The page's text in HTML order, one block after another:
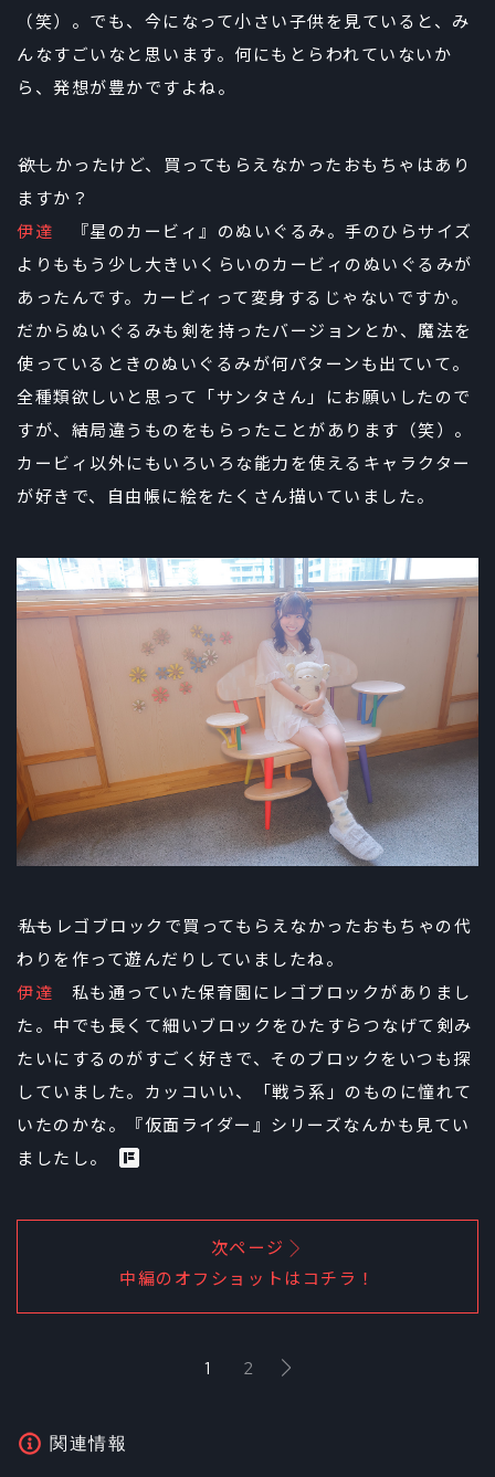
（笑）。でも、今になって小さい子供を見ていると、み
んなすごいなと思います。何にもとらわれていないか
ら、発想が豊かですよね。
――欲しかったけど、買ってもらえなかったおもちゃはあり
ますか？
伊達 『星のカービィ』のぬいぐるみ。手のひらサイズ
よりももう少し大きいくらいのカービィのぬいぐるみが
あったんです。カービィって変身するじゃないですか。
だからぬいぐるみも剣を持ったバージョンとか、魔法を
使っているときのぬいぐるみが何パターンも出ていて。
全種類欲しいと思って「サンタさん」にお願いしたので
すが、結局違うものをもらったことがあります（笑）。
カービィ以外にもいろいろな能力を使えるキャラクター
が好きで、自由帳に絵をたくさん描いていました。
――私もレゴブロックで買ってもらえなかったおもちゃの代
わりを作って遊んだりしていましたね。
伊達 私も通っていた保育園にレゴブロックがありまし
た。中でも長くて細いブロックをひたすらつなげて剣み
たいにするのがすごく好きで、そのブロックをいつも探
していました。カッコいい、「戦う系」のものに憧れて
いたのかな。『仮面ライダー』シリーズなんかも見てい
ましたし。
次ページ
中編のオフショットはコチラ！
1 2
関連情報